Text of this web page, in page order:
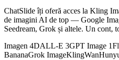
ChatSlide îți oferă acces la Kling
de imagini AI de top — Google
Seedream, Grok și altele. Un cont,
Imagen 4DALL-E 3GPT Image 1
BananaGrok ImageKlingWan